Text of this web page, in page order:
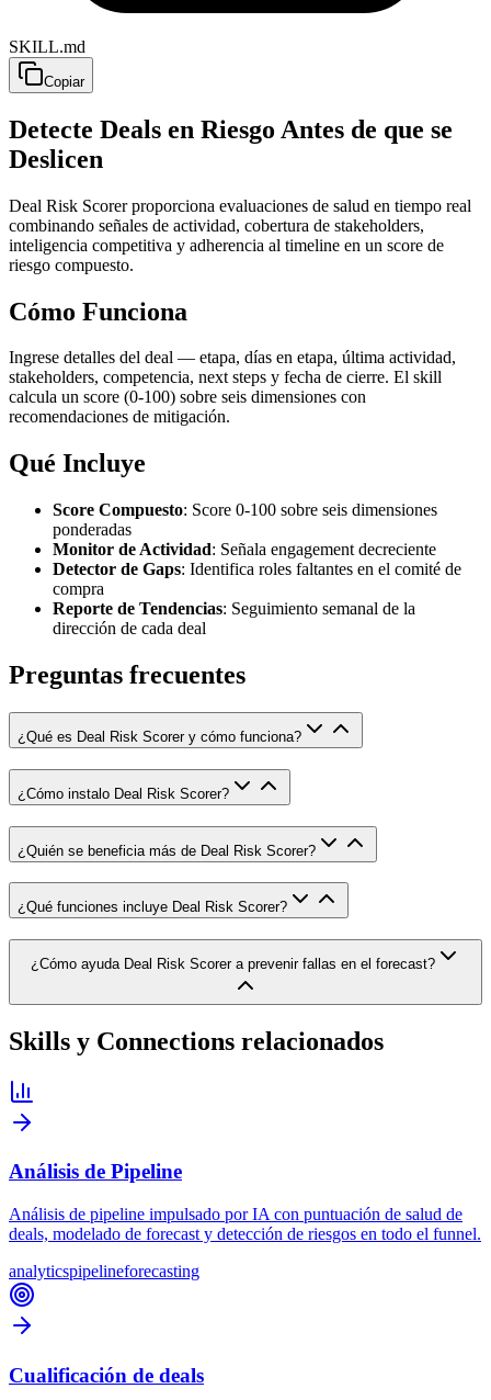
SKILL.md
Copiar
Detecte Deals en Riesgo Antes de que se
Deslicen
Deal Risk Scorer proporciona evaluaciones de salud en tiempo real
combinando señales de actividad, cobertura de stakeholders,
inteligencia competitiva y adherencia al timeline en un score de
riesgo compuesto.
Cómo Funciona
Ingrese detalles del deal — etapa, días en etapa, última actividad,
stakeholders, competencia, next steps y fecha de cierre. El skill
calcula un score (0-100) sobre seis dimensiones con
recomendaciones de mitigación.
Qué Incluye
Score Compuesto: Score 0-100 sobre seis dimensiones
ponderadas
Monitor de Actividad: Señala engagement decreciente
Detector de Gaps: Identifica roles faltantes en el comité de
compra
Reporte de Tendencias: Seguimiento semanal de la
dirección de cada deal
Preguntas frecuentes
¿Qué es Deal Risk Scorer y cómo funciona?
¿Cómo instalo Deal Risk Scorer?
¿Quién se beneficia más de Deal Risk Scorer?
¿Qué funciones incluye Deal Risk Scorer?
¿Cómo ayuda Deal Risk Scorer a prevenir fallas en el forecast?
Skills y Connections relacionados
Análisis de Pipeline
Análisis de pipeline impulsado por IA con puntuación de salud de
deals, modelado de forecast y detección de riesgos en todo el funnel.
analyticspipelineforecasting
Cualificación de deals